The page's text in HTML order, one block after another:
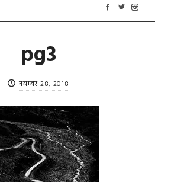
pg3
नवम्बर 28, 2018